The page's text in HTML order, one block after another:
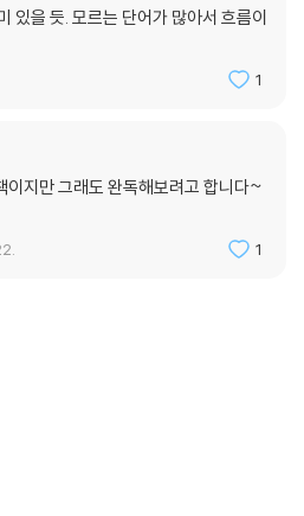
있을 듯. 모르는 단어가 많아서 흐름이
1
이지만 그래도 완독해보려고 합니다~
1